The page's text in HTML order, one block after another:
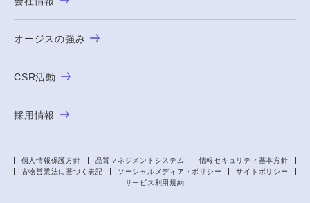
オージスの強み
CSR活動
採用情報
個人情報保護方針 品質マネジメントシステム
情報セキュリティ基本方針
古物営業法に基づく表記
ソーシャルメディア・ポリシー
サイトポリシー
サービス利用規約